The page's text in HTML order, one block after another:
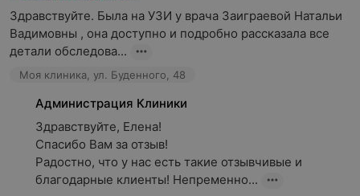
Здравствуйте. Была на УЗИ у врача Заиграевой Натальи
Вадимовны , она доступно и подробно рассказала все
детали обследова...
Моя клиника, ул. Буденного, 48
Администрация Клиники
Здравствуйте, Елена!
Спасибо Вам за отзыв!
Радостно, что у нас есть такие отзывчивые и
благодарные клиенты! Непременно...